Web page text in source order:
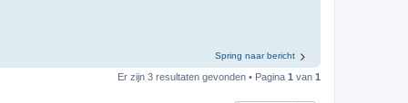
Spring naar bericht
Er zijn 3 resultaten gevonden • Pagina 1 van 1